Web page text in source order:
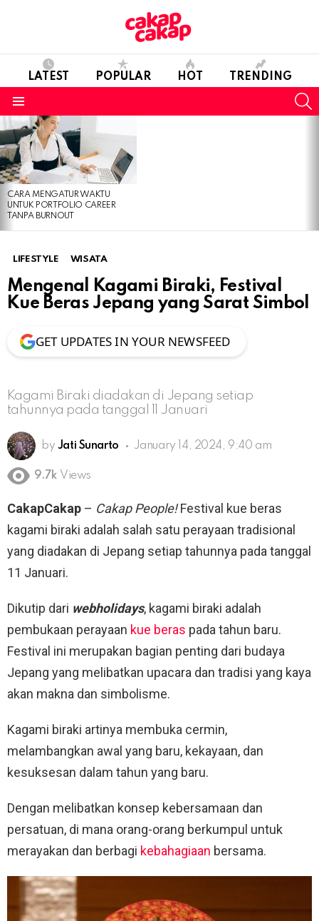
LATEST POPULAR HOT TRENDING
LATEST
STORIES
CARA MENGATUR WAKTU
UNTUK PORTFOLIO CAREER
TANPA BURNOUT
LIFESTYLE WISATA
Mengenal Kagami Biraki, Festival
Kue Beras Jepang yang Sarat Simbol
GET UPDATES IN YOUR NEWSFEED
Kagami Biraki diadakan di Jepang setiap
tahunnya pada tanggal 11 Januari
by Jati Sunarto January 14, 2024, 9:40 am
9.7k Views
CakapCakap – Cakap People!Festival kue beras
kagami biraki adalah salah satu perayaan tradisional
yang diadakan di Jepang setiap tahunnya pada tanggal
11 Januari.
Dikutip dari webholidays, kagami biraki adalah
pembukaan perayaan kue beras pada tahun baru.
Festival ini merupakan bagian penting dari budaya
Jepang yang melibatkan upacara dan tradisi yang kaya
akan makna dan simbolisme.
Kagami biraki artinya membuka cermin,
melambangkan awal yang baru, kekayaan, dan
kesuksesan dalam tahun yang baru.
Dengan melibatkan konsep kebersamaan dan
persatuan, di mana orang-orang berkumpul untuk
merayakan dan berbagi kebahagiaan bersama.